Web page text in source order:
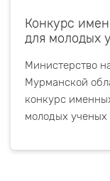
Конкурс
для молодых
Министерство
Мурманской
конкурс
молодых ученых